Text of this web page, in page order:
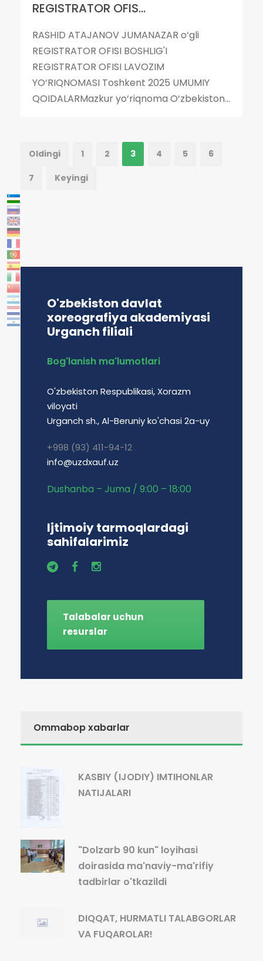
REGISTRATOR OFIS...
RASHID ATAJANOV JUMANAZAR o‘gli
REGISTRATOR OFISI BOSHLIG'I
REGISTRATOR OFISI LAVOZIM
YO‘RIQNOMASI Toshkent 2025 UMUMIY
QOIDALARMazkur yo‘riqnoma O‘zbekiston...
Oldingi 1 2 3 4 5 6
7 Keyingi
O'zbekiston davlat
xoreografiya akademiyasi
Urganch filiali
Bog'lanish ma'lumotlari
O'zbekiston Respublikasi, Xorazm
viloyati
Urganch sh., Al-Beruniy ko'chasi 2a-uy
+998 (93) 411-94-12
info@uzdxauf.uz
Dushanba – Juma / 9:00 – 18:00
Ijtimoiy tarmoqlardagi
sahifalarimiz
Talabalar uchun
resurslar
Ommabop xabarlar
KASBIY (IJODIY) IMTIHONLAR
NATIJALARI
"Dolzarb 90 kun" loyihasi
doirasida ma'naviy-ma'rifiy
tadbirlar o'tkazildi
DIQQAT, HURMATLI TALABGORLAR
VA FUQAROLAR!